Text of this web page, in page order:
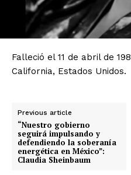
Falleció el 11 de abril de
California, Estados Unidos.
Previous article
“Nuestro gobierno
seguirá impulsando y
defendiendo la soberanía
energética en México”:
Claudia Sheinbaum